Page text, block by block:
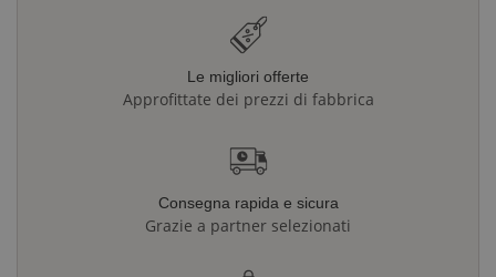
Le migliori offerte
Approfittate dei prezzi di fabbrica
Consegna rapida e sicura
Grazie a partner selezionati